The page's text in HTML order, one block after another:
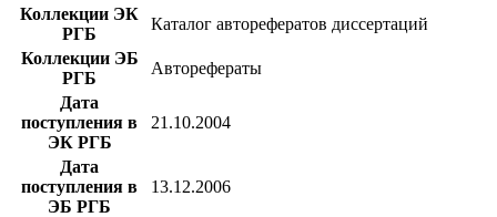
Коллекции ЭК
РГБ
Каталог авторефератов диссертаций
Коллекции ЭБ
РГБ
Авторефераты
Дата
поступления в
ЭК РГБ
21.10.2004
Дата
поступления в
ЭБ РГБ
13.12.2006